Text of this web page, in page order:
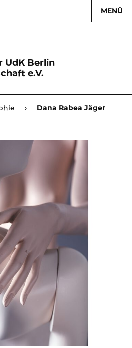
UdK Berlin
e.V.
MENÜ
› › Dana Rabea Jäger